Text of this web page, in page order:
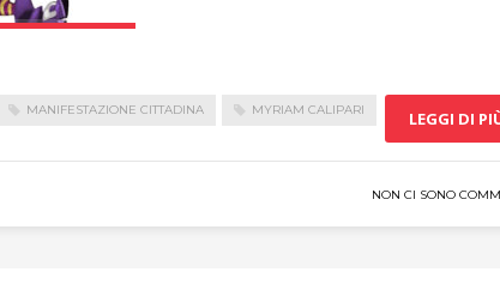
MANIFESTAZIONE CITTADINA MYRIAM CALIPARI LEGGI DI
NON CI SONO